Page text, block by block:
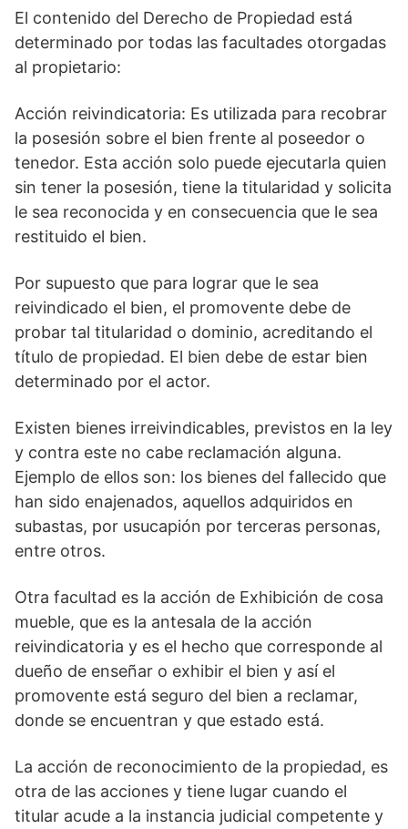
El contenido del Derecho de Propiedad está
determinado por todas las facultades otorgadas
al propietario:
Acción reivindicatoria: Es utilizada para recobrar
la posesión sobre el bien frente al poseedor o
tenedor. Esta acción solo puede ejecutarla quien
sin tener la posesión, tiene la titularidad y solicita
le sea reconocida y en consecuencia que le sea
restituido el bien.
Por supuesto que para lograr que le sea
reivindicado el bien, el promovente debe de
probar tal titularidad o dominio, acreditando el
título de propiedad. El bien debe de estar bien
determinado por el actor.
Existen bienes irreivindicables, previstos en la ley
y contra este no cabe reclamación alguna.
Ejemplo de ellos son: los bienes del fallecido que
han sido enajenados, aquellos adquiridos en
subastas, por usucapión por terceras personas,
entre otros.
Otra facultad es la acción de Exhibición de cosa
mueble, que es la antesala de la acción
reivindicatoria y es el hecho que corresponde al
dueño de enseñar o exhibir el bien y así el
promovente está seguro del bien a reclamar,
donde se encuentran y que estado está.
La acción de reconocimiento de la propiedad, es
otra de las acciones y tiene lugar cuando el
titular acude a la instancia judicial competente y